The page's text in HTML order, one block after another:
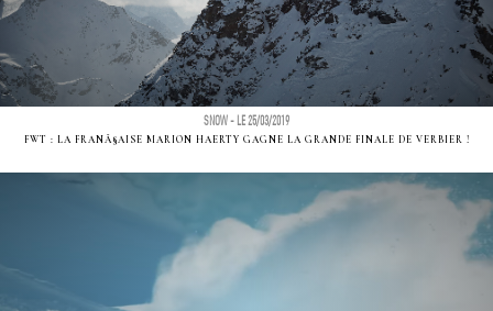
SNOW - LE 25/03/2019
FWT : LA FRANÃ§AISE MARION HAERTY GAGNE LA GRANDE FINALE DE VERBIER !